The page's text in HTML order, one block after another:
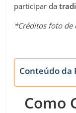
participar da
*Créditos foto de
Conteúdo da
Como